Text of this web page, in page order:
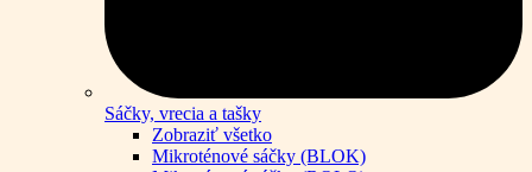
Sáčky, vrecia a tašky
Zobraziť všetko
Mikroténové sáčky (BLOK)